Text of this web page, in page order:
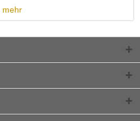
mehr